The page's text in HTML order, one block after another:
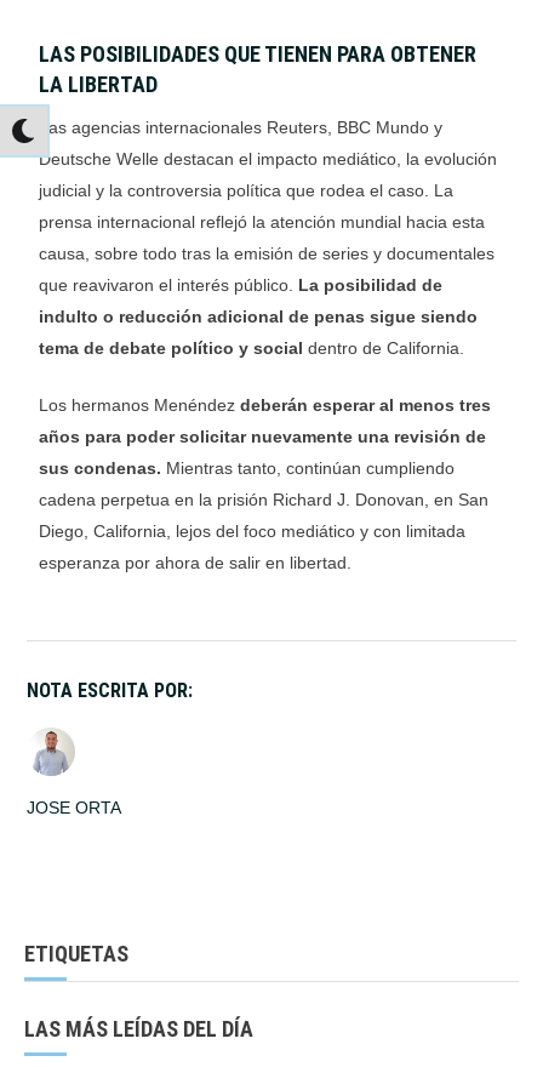
LAS POSIBILIDADES QUE TIENEN PARA OBTENER
LA LIBERTAD
Las agencias internacionales Reuters, BBC Mundo y
Deutsche Welle destacan el impacto mediático, la evolución
judicial y la controversia política que rodea el caso. La
prensa internacional reflejó la atención mundial hacia esta
causa, sobre todo tras la emisión de series y documentales
que reavivaron el interés público. La posibilidad de
indulto o reducción adicional de penas sigue siendo
tema de debate político y social dentro de California.
Los hermanos Menéndez deberán esperar al menos tres
años para poder solicitar nuevamente una revisión de
sus condenas. Mientras tanto, continúan cumpliendo
cadena perpetua en la prisión Richard J. Donovan, en San
Diego, California, lejos del foco mediático y con limitada
esperanza por ahora de salir en libertad.
NOTA ESCRITA POR:
JOSE ORTA
ETIQUETAS
LAS MÁS LEÍDAS DEL DÍA